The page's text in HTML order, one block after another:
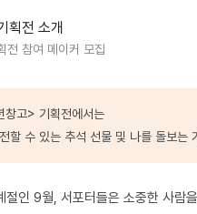
획전 소개
전 참여 메이커 모집
창고> 기획전에서는
할 수 있는 추석 선물 및 나를 돌보는
절인 9월, 서포터들은 소중한 사람